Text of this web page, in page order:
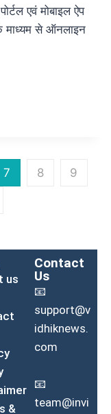
एवं मोबाइल ऐप
माध्यम से ऑनलाइन
7 8
9
us
&
Contact
Us
📧
support@v
idhiknews.
com
📧
team@invi